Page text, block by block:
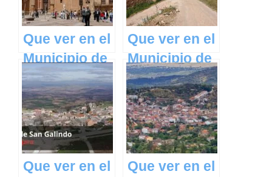
Mancha
Mancha
Que ver en el
Municipio de
Torre de Juan
Abad en
Castilla La
Mancha
Que ver en el
Municipio de
Casas de
Juan Núñez
en Castilla La
Mancha
Que ver en el
Que ver en el